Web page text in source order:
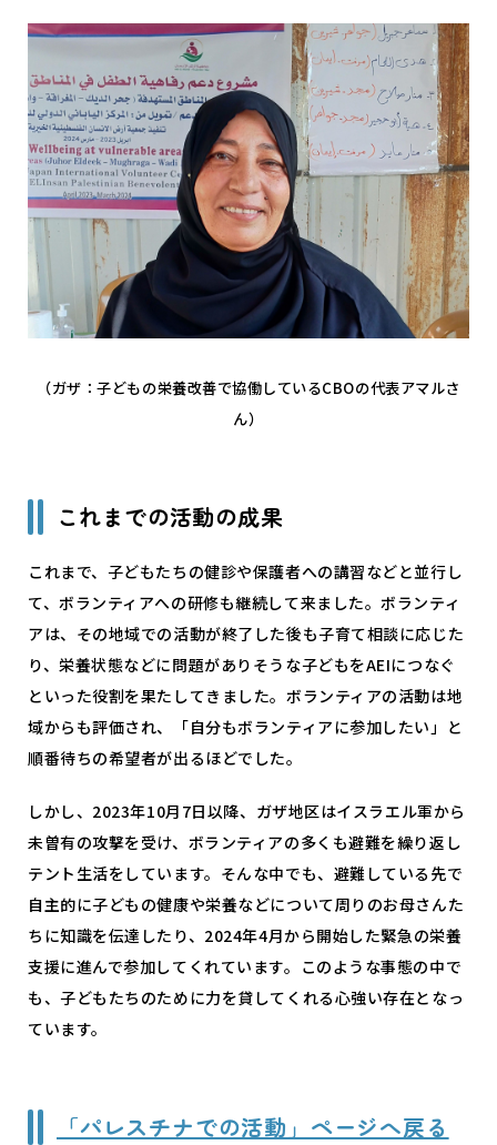
（ガザ：子どもの栄養改善で協働しているCBOの代表アマルさ
ん）
これまでの活動の成果
これまで、子どもたちの健診や保護者への講習などと並行し
て、ボランティアへの研修も継続して来ました。ボランティ
アは、その地域での活動が終了した後も子育て相談に応じた
り、栄養状態などに問題がありそうな子どもをAEIにつなぐ
といった役割を果たしてきました。ボランティアの活動は地
域からも評価され、「自分もボランティアに参加したい」と
順番待ちの希望者が出るほどでした。
しかし、2023年10月7日以降、ガザ地区はイスラエル軍から
未曽有の攻撃を受け、ボランティアの多くも避難を繰り返し
テント生活をしています。そんな中でも、避難している先で
自主的に子どもの健康や栄養などについて周りのお母さんた
ちに知識を伝達したり、2024年4月から開始した緊急の栄養
支援に進んで参加してくれています。このような事態の中で
も、子どもたちのために力を貸してくれる心強い存在となっ
ています。
「パレスチナでの活動」ページへ戻る